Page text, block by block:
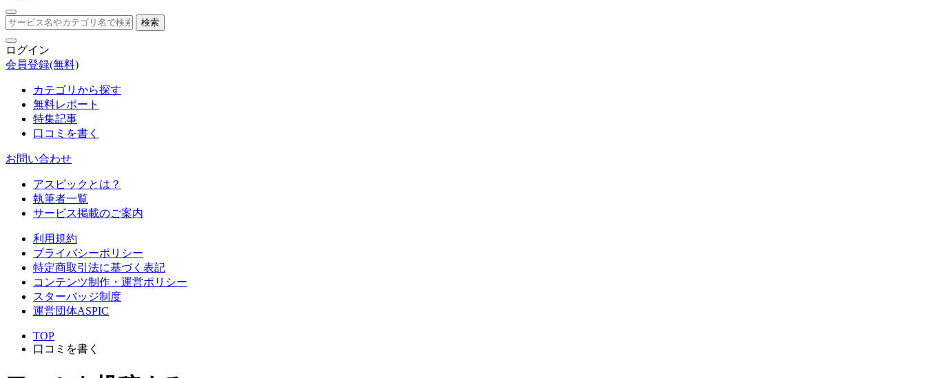
検索
ログイン
会員登録(無料)
カテゴリから探す
無料レポート
特集記事
口コミを書く
お問い合わせ
アスピックとは？
執筆者一覧
サービス掲載のご案内
利用規約
プライバシーポリシー
特定商取引法に基づく表記
コンテンツ制作・運営ポリシー
スターバッジ制度
運営団体ASPIC
TOP
口コミを書く